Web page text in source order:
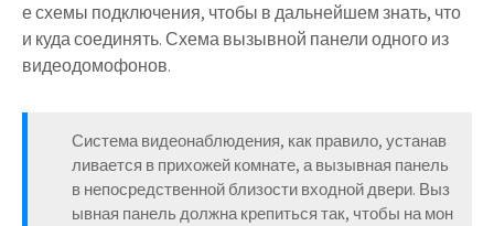
е схемы подключения, чтобы в дальнейшем знать, что
и куда соединять. Схема вызывной панели одного из
видеодомофонов.
Система видеонаблюдения, как правило, устанав
ливается в прихожей комнате, а вызывная панель
в непосредственной близости входной двери. Выз
ывная панель должна крепиться так, чтобы на мон